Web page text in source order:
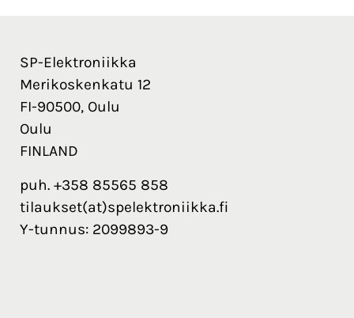
SP-Elektroniikka
Merikoskenkatu 12
FI-90500, Oulu
Oulu
FINLAND
puh. +358 85565 858
tilaukset(at)spelektroniikka.fi
Y-tunnus: 2099893-9